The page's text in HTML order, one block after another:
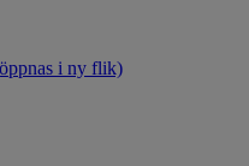
i ny flik)